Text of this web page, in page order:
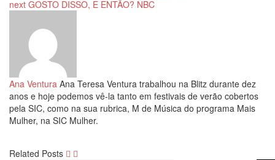
next GOSTO DISSO, E ENTÃO? NBC
Ana Ventura Ana Teresa Ventura trabalhou na Blitz durante dez
anos e hoje podemos vê-la tanto em festivais de verão cobertos
pela SIC, como na sua rubrica, M de Música do programa Mais
Mulher, na SIC Mulher.
Related Posts